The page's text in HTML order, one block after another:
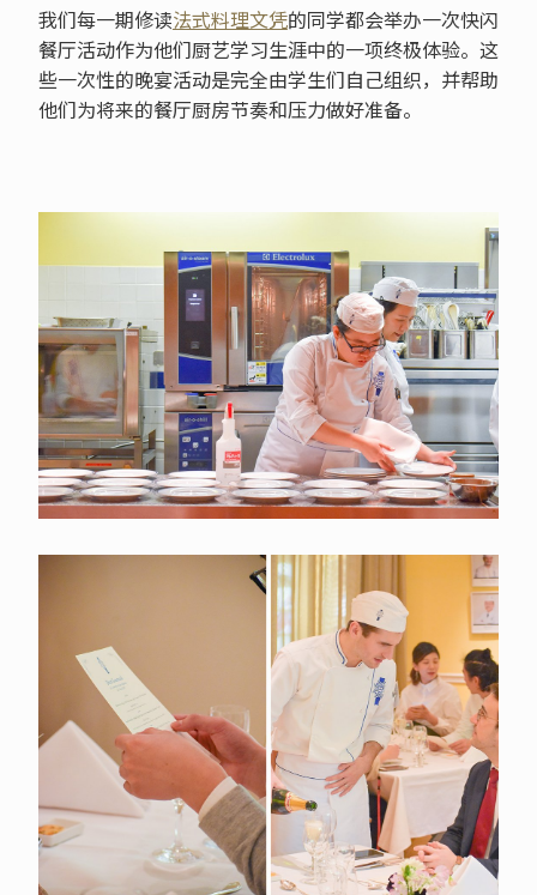
我们每一期修读法式料理文凭的同学都会举办一次快闪
餐厅活动作为他们厨艺学习生涯中的一项终极体验。这
些一次性的晚宴活动是完全由学生们自己组织，并帮助
他们为将来的餐厅厨房节奏和压力做好准备。